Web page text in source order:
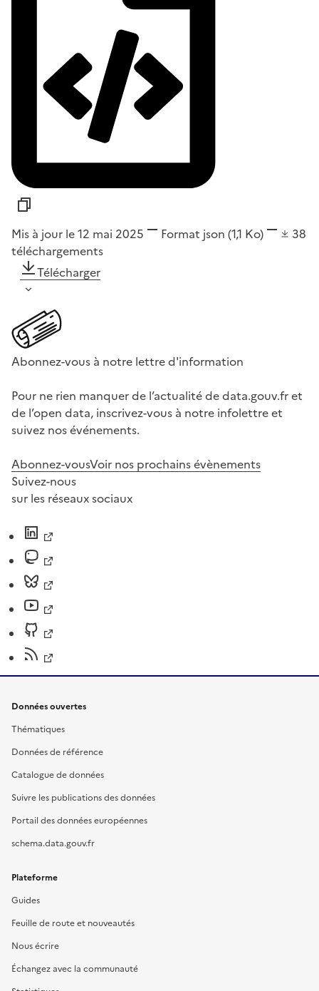
Mis à jour le 12 mai 2025 Format json (1,1 Ko)
38
téléchargements
Télécharger
Abonnez-vous à notre lettre d'information
Pour ne rien manquer de l’actualité de data.gouv.fr et
de l’open data, inscrivez-vous à notre infolettre et
suivez nos événements.
Abonnez-vousVoir nos prochains évènements
Suivez-nous
sur les réseaux sociaux
Données ouvertes
Thématiques
Données de référence
Catalogue de données
Suivre les publications des données
Portail des données européennes
schema.data.gouv.fr
Plateforme
Guides
Feuille de route et nouveautés
Nous écrire
Échangez avec la communauté